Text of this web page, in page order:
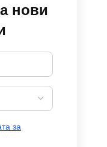
нови
за